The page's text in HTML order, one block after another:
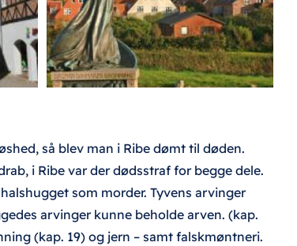
så blev man i Ribe dømt til døden.
i Ribe var der dødsstraf for begge dele.
som morder. Tyvens arvinger
arvinger kunne beholde arven. (kap.
(kap. 19) og jern – samt falskmøntneri.